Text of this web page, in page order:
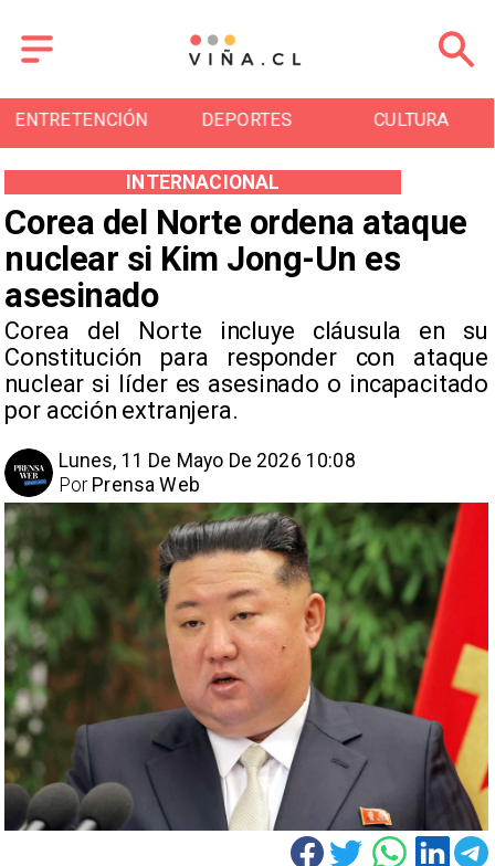
ENTRETENCIÓN DEPORTES CULTURA
Corea del Norte ordena ataque
nuclear si Kim Jong-Un es
asesinado
Corea del Norte incluye cláusula en su
Constitución para responder con ataque
nuclear si líder es asesinado o incapacitado
por acción extranjera.
INTERNACIONAL
Lunes, 11 De Mayo De 2026 10:08
Prensa Web
Por